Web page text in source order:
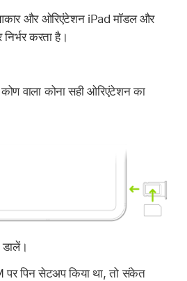
और ओरिएंटेशन iPad मॉडल और
करता है।
वाला कोना सही ओरिएंटेशन का
पिन सेटअप किया था, तो संकेत